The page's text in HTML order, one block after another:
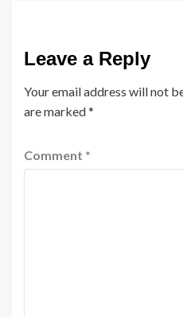
Leave a Reply
Your email address will not
are marked*
Comment *